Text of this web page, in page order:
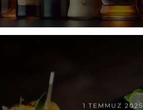
1 TEMMUZ 2025